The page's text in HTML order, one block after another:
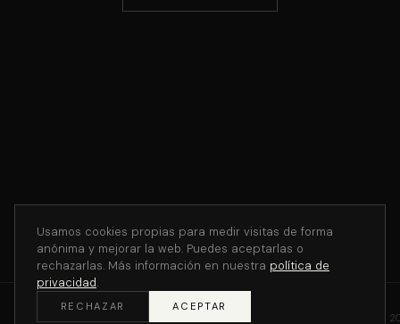
Usamos cookies propias para medir visitas de forma
anónima y mejorar la web. Puedes aceptarlas o
rechazarlas. Más información en nuestra política de
privacidad.
RECHAZAR ACEPTAR